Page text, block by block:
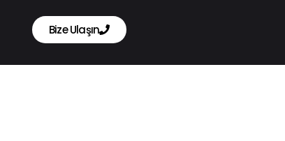
Bize Ulaşın